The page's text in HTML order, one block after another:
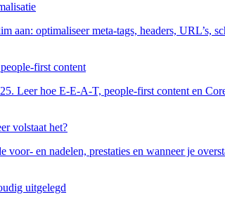
aan: optimaliseer meta‑tags, headers,
content
Leer hoe E‑E‑A‑T, people‑first content en
volstaat het?
voor- en nadelen, prestaties en wanneer je
uitgelegd